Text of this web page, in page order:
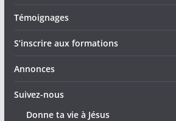
Témoignages
S’inscrire aux formations
Annonces
Suivez-nous
Donne ta vie à Jésus